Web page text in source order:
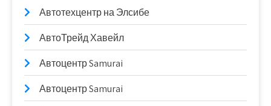
Автотехцентр на Элсибе
АвтоТрейд Хавейл
Автоцентр Samurai
Автоцентр Samurai